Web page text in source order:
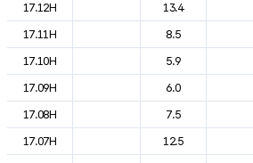
17.12H
13.4
17.11H
8.5
17.10H
5.9
17.09H
6.0
17.08H
7.5
17.07H
12.5